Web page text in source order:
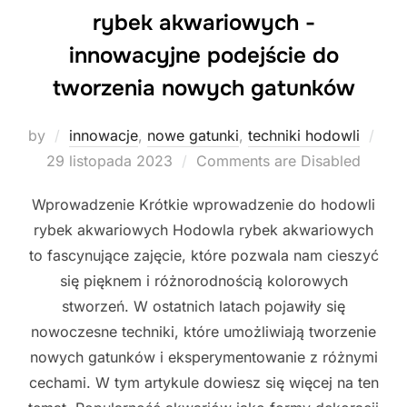
rybek akwariowych -
innowacyjne podejście do
tworzenia nowych gatunków
by innowacje, nowe gatunki, techniki hodowli
Posted
29 listopada 2023 Comments are Disabled
Wprowadzenie Krótkie wprowadzenie do hodowli
rybek akwariowych Hodowla rybek akwariowych
to fascynujące zajęcie, które pozwala nam cieszyć
się pięknem i różnorodnością kolorowych
stworzeń. W ostatnich latach pojawiły się
nowoczesne techniki, które umożliwiają tworzenie
nowych gatunków i eksperymentowanie z różnymi
cechami. W tym artykule dowiesz się więcej na ten